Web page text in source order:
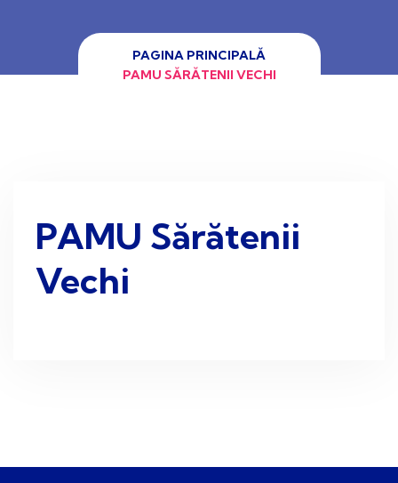
PAGINA PRINCIPALĂ
PAMU SĂRĂTENII VECHI
PAMU Sărătenii
Vechi